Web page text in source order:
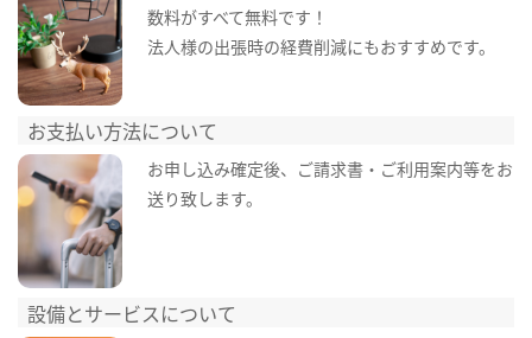
数料がすべて無料です！
法人様の出張時の経費削減にもおすすめです。
お支払い方法について
お申し込み確定後、ご請求書・ご利用案内等をお
送り致します。
設備とサービスについて